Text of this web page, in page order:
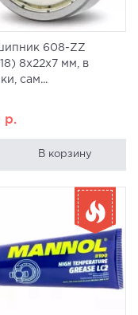
608-ZZ
8x22x7 мм, в
сам...
р.
В корзину